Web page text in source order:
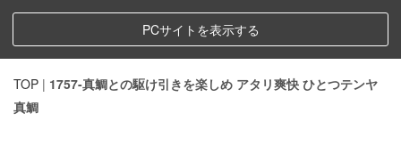
PCサイトを表示する
TOP | 1757-真鯛との駆け引きを楽しめ アタリ爽快 ひとつテンヤ
真鯛